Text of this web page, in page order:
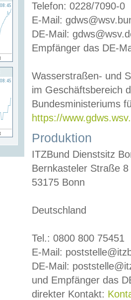
Telefon: 0228/7090-0
E-Mail:
DE-Mail:
Empfänger das DE-
Wasserstraßen- und
im Geschäftsbereich
Bundesministeriums
https://
Produktion
ITZBund Dienstsitz
Bernkasteler Straße 8
53175 Bonn
Deutschland
Tel.: 0800 800 75451
E-Mail:
DE-Mail:
und Empfänger das
direkter Kontakt: